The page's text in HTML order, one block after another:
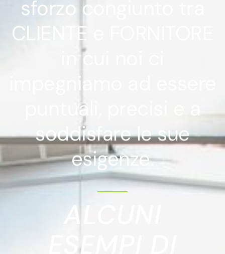
sforzo congiunto tra
CLIENTE e FORNITORE
in cui noi ci
impegniamo ad essere
puntuali, precisi e a
soddisfare le sue
esigenze.
ALCUNI
ESEMPI DI